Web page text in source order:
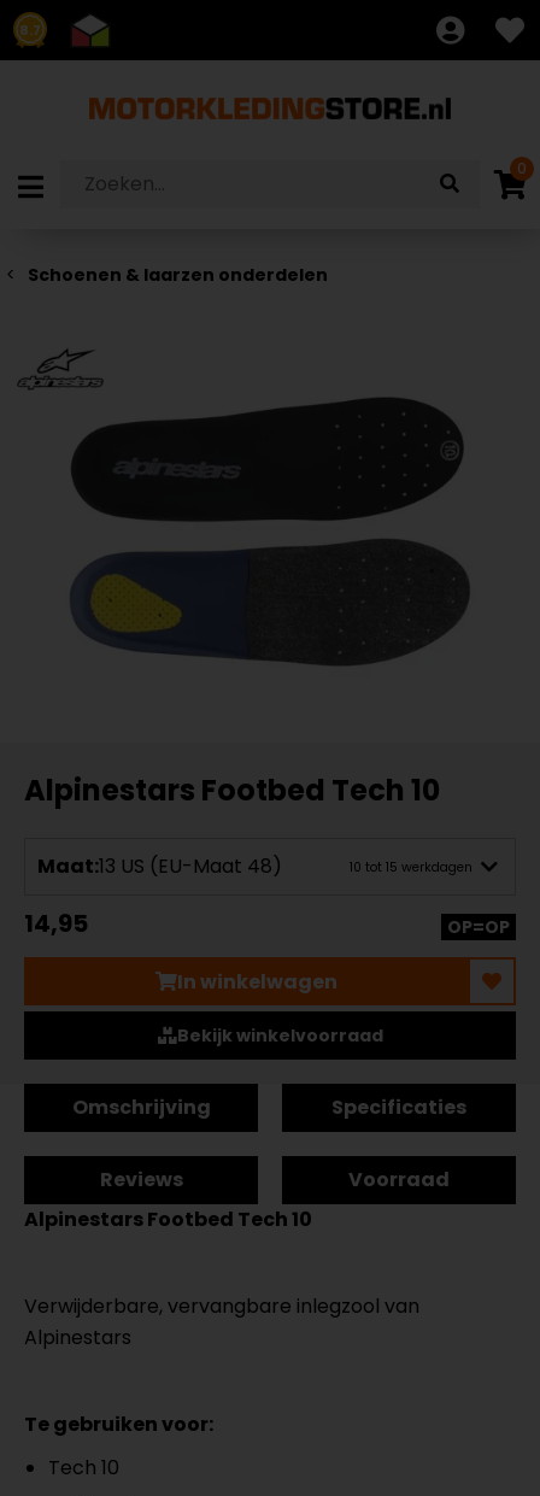
8.7
0
Schoenen & laarzen onderdelen
Alpinestars Footbed Tech 10
Maat:13 US (EU-Maat 48) 10 tot 15 werkdagen
14,95 OP=OP
In winkelwagen
Bekijk winkelvoorraad
Omschrijving Specificaties
Reviews
Voorraad
Alpinestars Footbed Tech 10
Verwijderbare, vervangbare inlegzool van
Alpinestars
Te gebruiken voor:
Tech 10